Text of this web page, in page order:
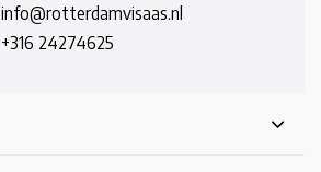
info@rotterdamvisaas.nl
+316 24274625